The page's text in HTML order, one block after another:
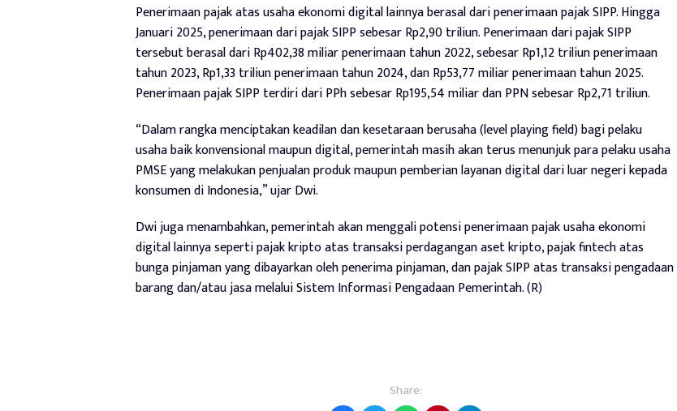
Penerimaan pajak atas usaha ekonomi digital lainnya berasal dari penerimaan pajak SIPP. Hingga
Januari 2025, penerimaan dari pajak SIPP sebesar Rp2,90 triliun. Penerimaan dari pajak SIPP
tersebut berasal dari Rp402,38 miliar penerimaan tahun 2022, sebesar Rp1,12 triliun penerimaan
tahun 2023, Rp1,33 triliun penerimaan tahun 2024, dan Rp53,77 miliar penerimaan tahun 2025.
Penerimaan pajak SIPP terdiri dari PPh sebesar Rp195,54 miliar dan PPN sebesar Rp2,71 triliun.
“Dalam rangka menciptakan keadilan dan kesetaraan berusaha (level playing field) bagi pelaku
usaha baik konvensional maupun digital, pemerintah masih akan terus menunjuk para pelaku usaha
PMSE yang melakukan penjualan produk maupun pemberian layanan digital dari luar negeri kepada
konsumen di Indonesia,” ujar Dwi.
Dwi juga menambahkan, pemerintah akan menggali potensi penerimaan pajak usaha ekonomi
digital lainnya seperti pajak kripto atas transaksi perdagangan aset kripto, pajak fintech atas
bunga pinjaman yang dibayarkan oleh penerima pinjaman, dan pajak SIPP atas transaksi pengadaan
barang dan/atau jasa melalui Sistem Informasi Pengadaan Pemerintah. (R)
Share: